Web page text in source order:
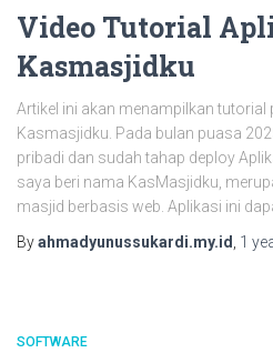
Video Tutorial
Kasmasjidku
Artikel ini akan menampilkan tutorial
Kasmasjidku. Pada bulan puasa
pribadi dan sudah tahap deploy
saya beri nama KasMasjidku,
masjid berbasis web. Aplikasi ini
Byahmadyunussukardi.my.id 1
SOFTWARE